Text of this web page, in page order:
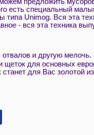
есть специальный
Unimog. Вся эта
- вся эта техника
и другую мелочь.
для основных
для Вас золотой